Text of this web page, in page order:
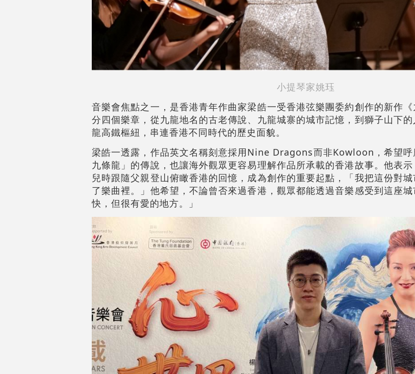
小提琴家姚珏
音樂會焦點之一，是香港青年作曲家梁皓一受香港弦樂團委約創作的新作
分四個樂章，從九龍地名的古老傳說、九龍城寨的城市記憶，到獅子山下
龍高鐵樞紐，串連香港不同時代的歷史面貌。
梁皓一透露，作品英文名稱刻意採用Nine Dragons而非Kowloon，希望呼
九條龍」的傳說，也讓海外觀眾更容易理解作品所承載的香港故事。他表示
兒時跟隨父親登山俯瞰香港的回憶，成為創作的重要起點，「我把這份對
了樂曲裡。」他希望，不論曾否來過香港，觀眾都能透過音樂感受到這座
快，但很有愛的地方。」